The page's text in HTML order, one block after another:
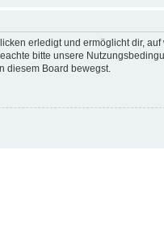
erledigt und ermöglicht dir,
bitte unsere
diesem Board bewegst.